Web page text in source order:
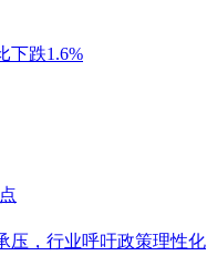
下跌1.6%
压，行业呼吁政策理性化